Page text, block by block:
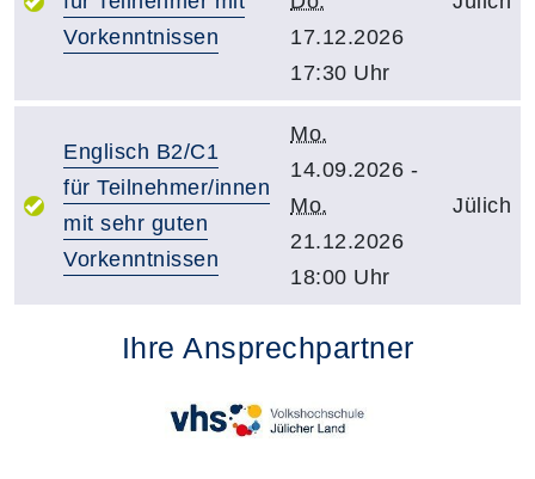
Vorkenntnissen
17.12.2026
17:30 Uhr
Englisch B2/C1
für Teilnehmer/innen
mit sehr guten
Vorkenntnissen
Mo.
14.09.2026 -
Mo.
21.12.2026
18:00 Uhr
Jülich
Ihre Ansprechpartner